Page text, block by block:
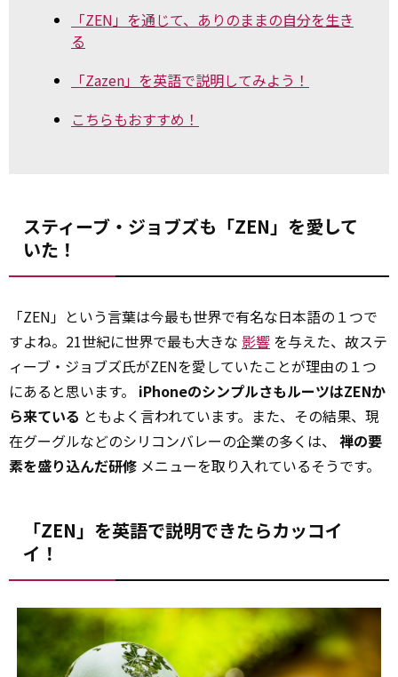
「ZEN」を通じて、ありのままの自分を生き
る
「Zazen」を英語で説明してみよう！
こちらもおすすめ！
スティーブ・ジョブズも「ZEN」を愛して
いた！
「ZEN」という言葉は今最も世界で有名な日本語の１つで
すよね。21世紀に世界で最も大きな 影響 を与えた、故ステ
ィーブ・ジョブズ氏がZENを愛していたことが理由の１つ
にあると思います。 iPhoneのシンプルさもルーツはZENか
ら来ている ともよく言われています。また、その結果、現
在グーグルなどのシリコンバレーの企業の多くは、 禅の要
素を盛り込んだ研修 メニューを取り入れているそうです。
「ZEN」を英語で説明できたらカッコイ
イ！